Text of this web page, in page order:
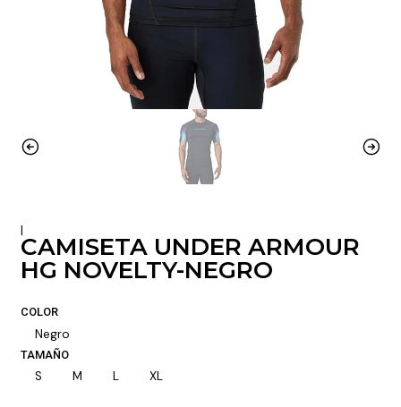
|
CAMISETA UNDER ARMOUR
HG NOVELTY-NEGRO
COLOR
Negro
TAMAÑO
S M L XL